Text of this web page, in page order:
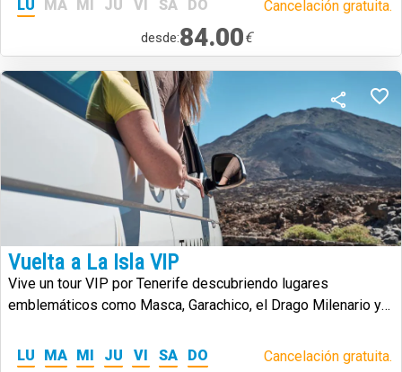
LU
MA MI JU VI SA DO Cancelación gratuita.
desde:84.00€
Vuelta a La Isla VIP
Vive un tour VIP por Tenerife descubriendo lugares
emblemáticos como Masca, Garachico, el Drago Milenario y
LU
MA MI JU VI SA DO Cancelación gratuita.